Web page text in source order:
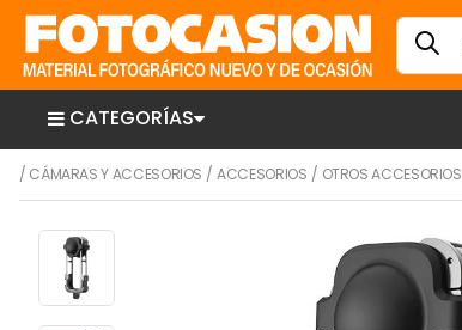
CATEGORÍAS
/ CÁMARAS Y ACCESORIOS /ACCESORIOS / OTROS ACCESORIOS